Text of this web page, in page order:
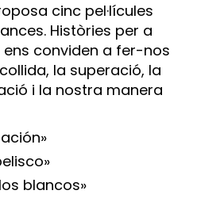
cinc pel·lícules
Històries per a
conviden a fer-nos
la superació, la
i la nostra manera
blancos»